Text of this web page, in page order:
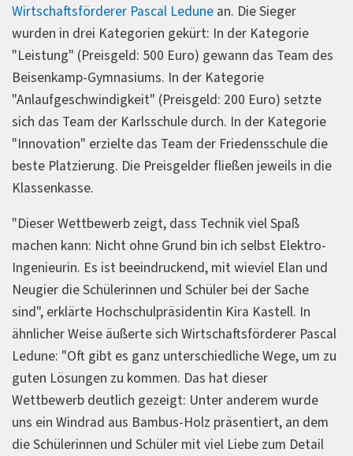
Wirtschaftsförderer Pascal Ledune an. Die Sieger
wurden in drei Kategorien gekürt: In der Kategorie
"Leistung" (Preisgeld: 500 Euro) gewann das Team des
Beisenkamp-Gymnasiums. In der Kategorie
"Anlaufgeschwindigkeit" (Preisgeld: 200 Euro) setzte
sich das Team der Karlsschule durch. In der Kategorie
"Innovation" erzielte das Team der Friedensschule die
beste Platzierung. Die Preisgelder fließen jeweils in die
Klassenkasse.
"Dieser Wettbewerb zeigt, dass Technik viel Spaß
machen kann: Nicht ohne Grund bin ich selbst Elektro-
Ingenieurin. Es ist beeindruckend, mit wieviel Elan und
Neugier die Schülerinnen und Schüler bei der Sache
sind", erklärte Hochschulpräsidentin Kira Kastell. In
ähnlicher Weise äußerte sich Wirtschaftsförderer Pascal
Ledune: "Oft gibt es ganz unterschiedliche Wege, um zu
guten Lösungen zu kommen. Das hat dieser
Wettbewerb deutlich gezeigt: Unter anderem wurde
uns ein Windrad aus Bambus-Holz präsentiert, an dem
die Schülerinnen und Schüler mit viel Liebe zum Detail